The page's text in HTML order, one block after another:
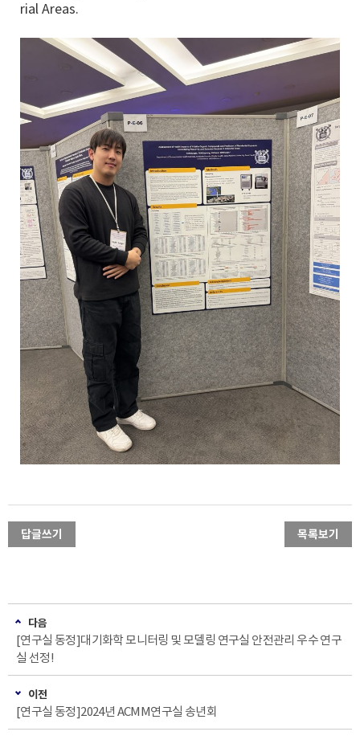
rial Areas.
답글쓰기 목록보기
다음
[연구실 동정]대기화학 모니터링 및 모델링 연구실 안전관리 우수 연구
실 선정!
이전
[연구실 동정]2024년 ACMM연구실 송년회